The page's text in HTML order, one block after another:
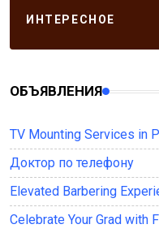
ИНТЕРЕСНОЕ
ОБЪЯВЛЕНИЯ
TV Mounting Services in
Доктор по телефону
Elevated Barbering
Celebrate Your Grad with